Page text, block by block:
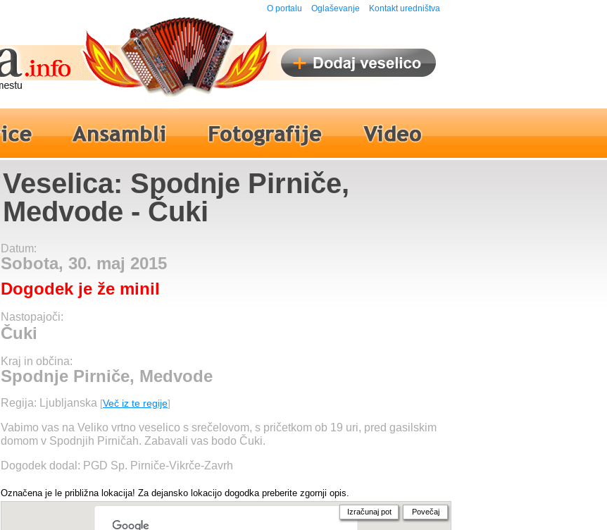
O portalu Oglaševanje Kontakt uredništva
Veselica: Spodnje Pirniče,
Medvode - Čuki
Datum:
Sobota, 30. maj 2015
Dogodek je že minil
Nastopajoči:
Čuki
Kraj in občina:
Spodnje Pirniče, Medvode
Regija: Ljubljanska [Več iz te regije]
Vabimo vas na Veliko vrtno veselico s srečelovom, s pričetkom ob 19 uri, pred gasilskim
domom v Spodnjih Pirničah. Zabavali vas bodo Čuki.
Dogodek dodal: PGD Sp. Pirniče-Vikrče-Zavrh
Označena je le približna lokacija! Za dejansko lokacijo dogodka preberite zgornji opis.
Izračunaj pot Povečaj